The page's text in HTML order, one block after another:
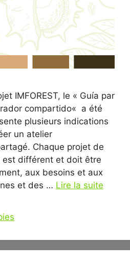
IMFOREST, le « Guía par
compartido« a été
plusieurs indications
un atelier
Chaque projet de
différent et doit être
aux besoins et aux
et des … Lire la suite